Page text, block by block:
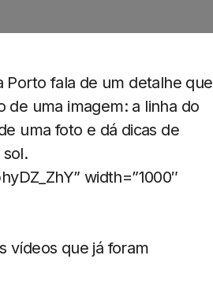
Porto fala de um detalhe que
de uma imagem: a linha do
uma foto e dá dicas de
width=”1000″
vídeos que já foram